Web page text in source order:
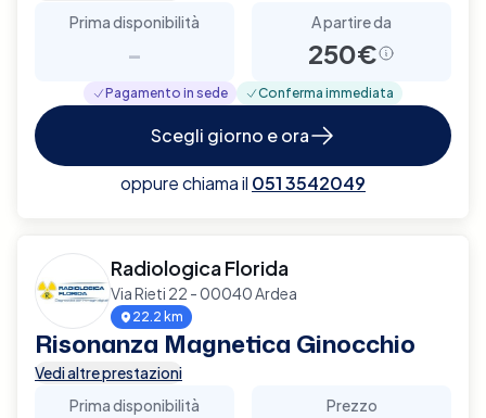
Prima disponibilità
-
A partire da
250€
Pagamento in sede Conferma immediata
Scegli giorno e ora
oppure chiama il 051 3542049
Radiologica Florida
Via Rieti 22 - 00040 Ardea
22.2 km
Risonanza Magnetica Ginocchio
Vedi altre prestazioni
Prima disponibilità
Prezzo